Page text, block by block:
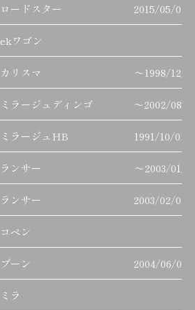
ロードスター 2015/05/01
ekワゴン
カリスマ ～1998/12/
ミラージュディンゴ ～2002/08/
ミラージュHB 1991/10/01
ランサー ～2003/01/
ランサー 2003/02/01
コペン
ブーン 2004/06/01
ミラ